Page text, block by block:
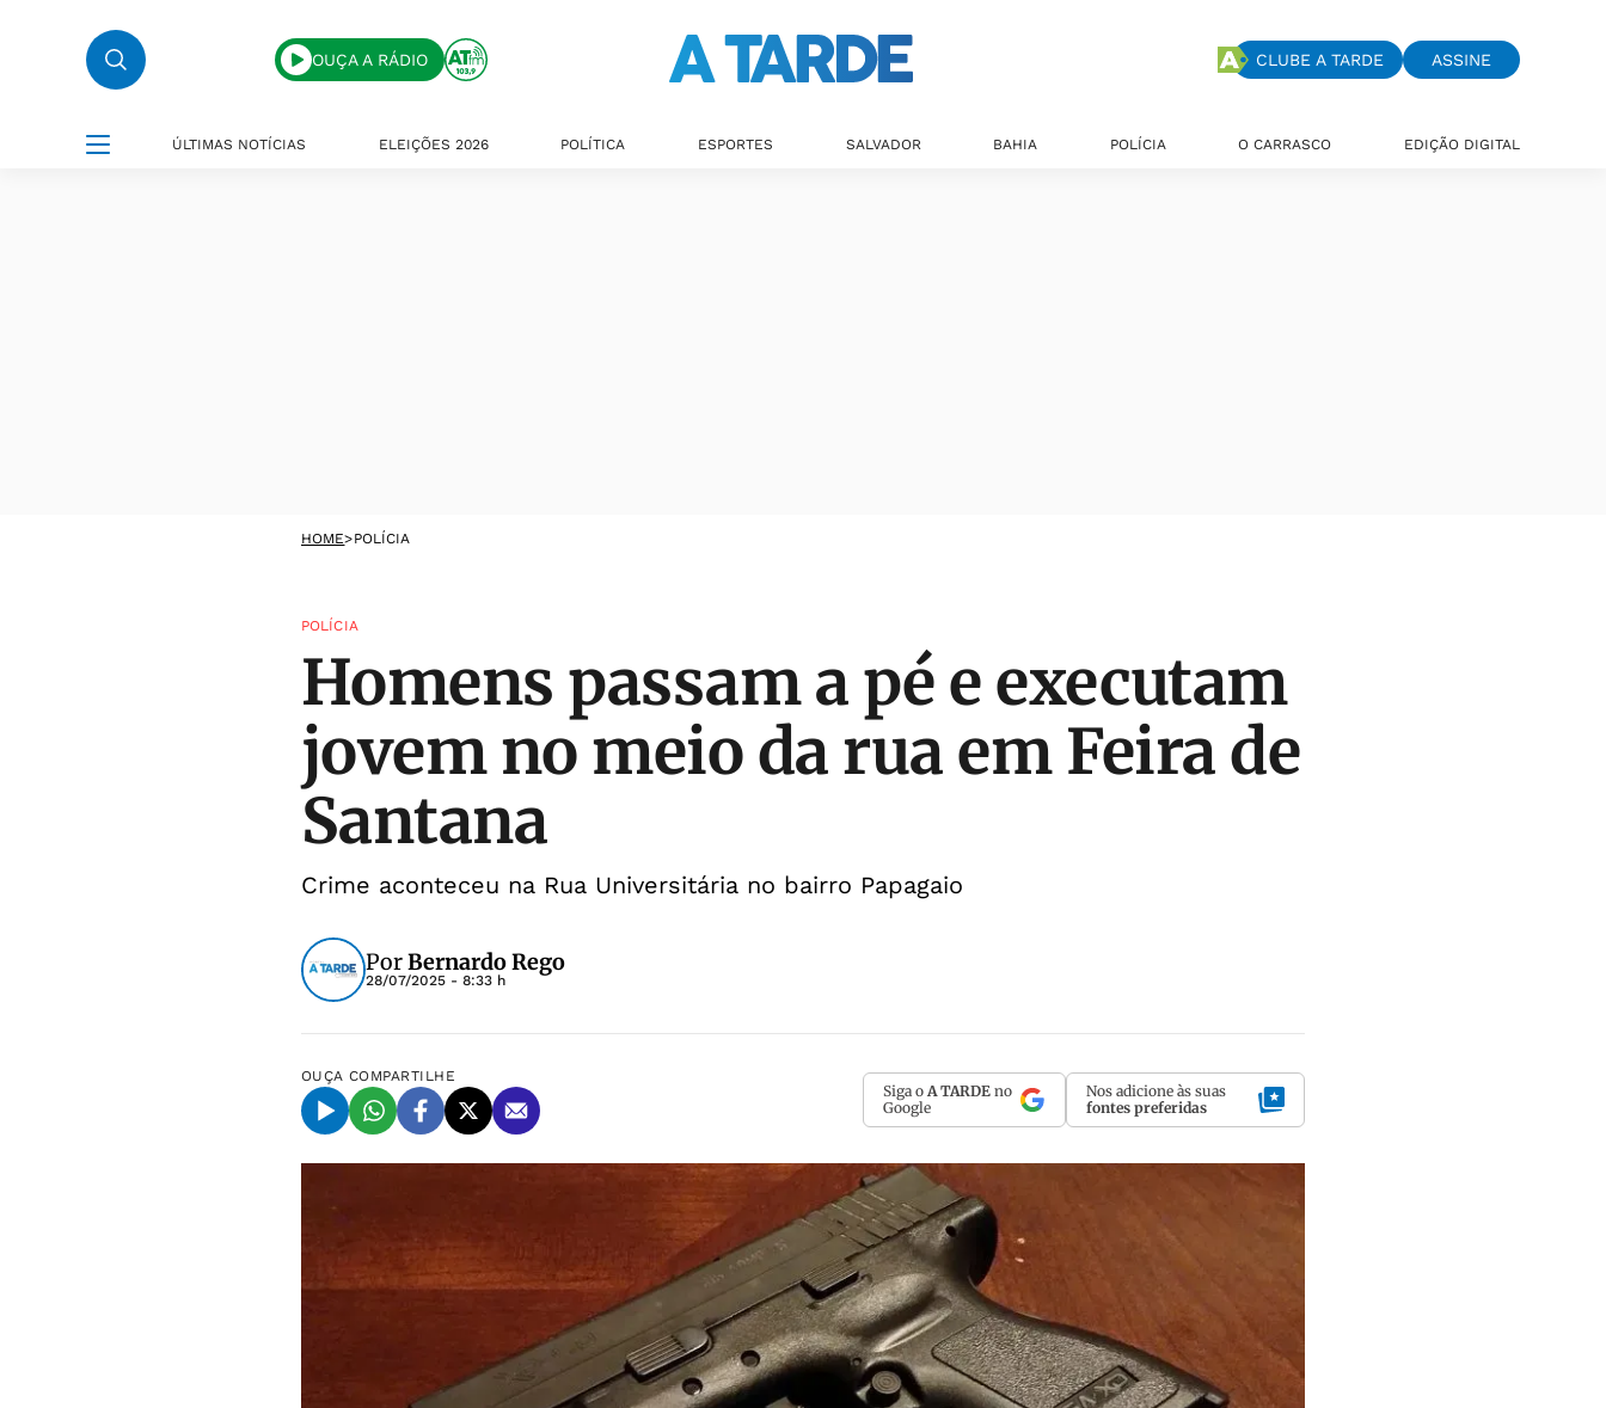
OUÇA A RÁDIO CLUBE A TARDE ASSINE
ÚLTIMAS NOTÍCIAS ELEIÇÕES 2026 POLÍTICA ESPORTES SALVADOR BAHIA POLÍCIA O CARRASCO EDIÇÃO DIGITAL
HOME>POLÍCIA
POLÍCIA
Homens passam a pé e executam
jovem no meio da rua em Feira de
Santana
Crime aconteceu na Rua Universitária no bairro Papagaio
PorBernardo Rego
28/07/2025 - 8:33 h
OUÇA COMPARTILHE
Siga o A TARDE no
Google
Nos adicione às suas
fontes preferidas